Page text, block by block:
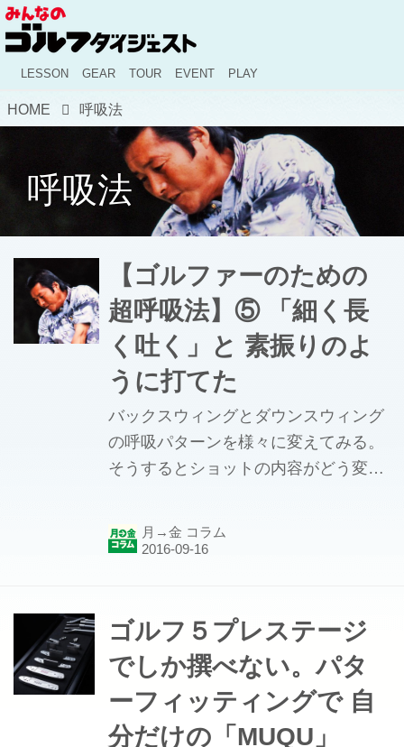
LESSON GEAR TOUR EVENT PLAY
HOME 呼吸法
呼吸法
【ゴルファーのための
超呼吸法】⑤ 「細く長
く吐く」と 素振りのよ
うに打てた
バックスウィングとダウンスウィング
の呼吸パターンを様々に変えてみる。
そうするとショットの内容がどう変化
場合」、「息を強く吐いて打った場
証した。 実験指導／白石豊（福島大学
助教授・当時） 実験アドバイス／平山
昌弘（当時） 試打／冨永浩プロ スタ
ートから急激に吸って、息を吐いた場
合・・・ 「まったく自分のタイミング
月→金 コラム
ゴルフ５プレステージ
でしか撰べない。パタ
ーフィッティングで 自
分だけの「MUQU」